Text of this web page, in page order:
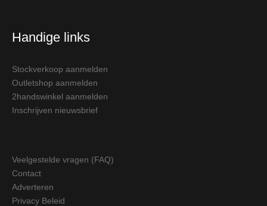
Handige links
Stockverkoop aanmelden
Outletshop aanmelden
2handswinkel aanmelden
Inschrijven nieuwsbrief
Veelgestelde vragen (FAQ)
Contact
Adverteren
Privacy Beleid